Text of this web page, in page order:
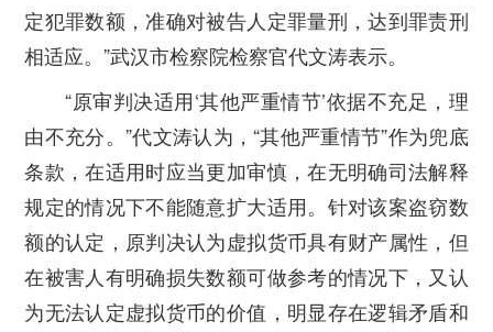
定犯罪数额，准确对被告人定罪量刑，达到罪责刑
相适应。”武汉市检察院检察官代文涛表示。
“原审判决适用‘其他严重情节’依据不充足，理
由不充分。”代文涛认为，“其他严重情节”作为兜底
条款，在适用时应当更加审慎，在无明确司法解释
规定的情况下不能随意扩大适用。针对该案盗窃数
额的认定，原判决认为虚拟货币具有财产属性，但
在被害人有明确损失数额可做参考的情况下，又认
为无法认定虚拟货币的价值，明显存在逻辑矛盾和